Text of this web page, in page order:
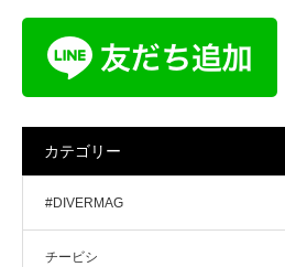
カテゴリー
#DIVERMAG
チービシ